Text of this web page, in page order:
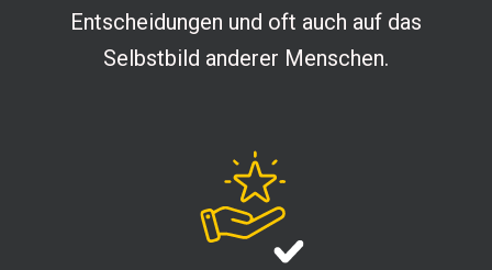
Entscheidungen und oft auch auf das
Selbstbild anderer Menschen.